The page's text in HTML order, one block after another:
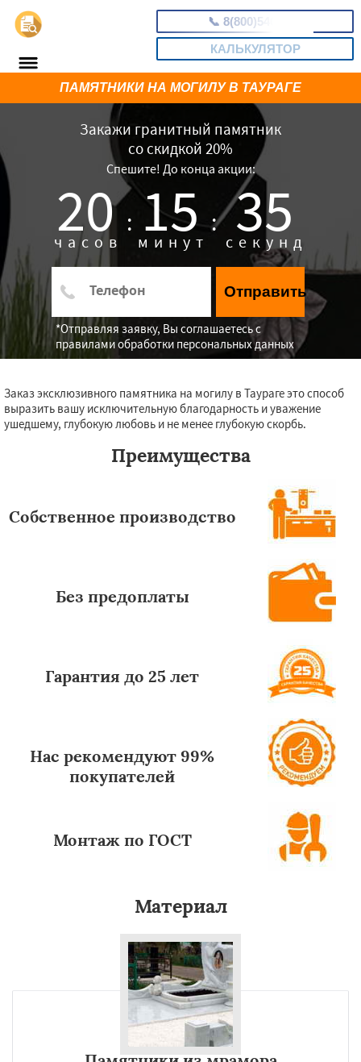
📞 8(800)5403465
КАЛЬКУЛЯТОР
Закажи гранитный памятник
со скидкой 20%
Спешите! До конца акции:
20 :
часов 15 :
минут 34
секунд
Отправить
*Отправляя заявку, Вы соглашаетесь с
правилами обработки персональных данных
ПАМЯТНИКИ НА МОГИЛУ В ТАУРАГЕ
Заказ эксклюзивного памятника на могилу в Таураге это способ
выразить вашу исключительную благодарность и уважение
ушедшему, глубокую любовь и не менее глубокую скорбь.
Преимущества
Собственное производство
Без предоплаты
Гарантия до 25 лет
Нас рекомендуют 99%
покупателей
Монтаж по ГОСТ
Материал